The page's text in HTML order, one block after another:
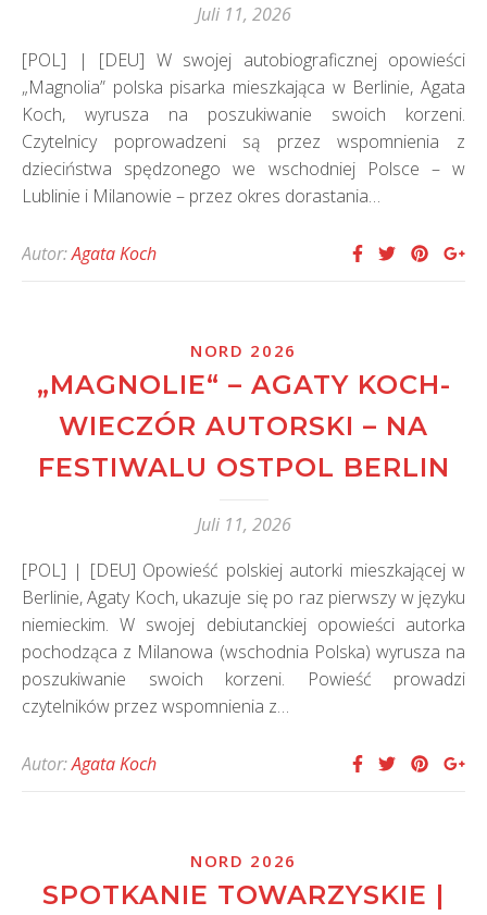
Juli 11, 2026
[POL] | [DEU] W swojej autobiograficznej opowieści
„Magnolia” polska pisarka mieszkająca w Berlinie, Agata
Koch, wyrusza na poszukiwanie swoich korzeni.
Czytelnicy poprowadzeni są przez wspomnienia z
dzieciństwa spędzonego we wschodniej Polsce – w
Lublinie i Milanowie – przez okres dorastania…
Autor:Agata Koch
NORD 2026
„MAGNOLIE“ – AGATY KOCH-
WIECZÓR AUTORSKI – NA
FESTIWALU OSTPOL BERLIN
Juli 11, 2026
[POL] | [DEU] Opowieść polskiej autorki mieszkającej w
Berlinie, Agaty Koch, ukazuje się po raz pierwszy w języku
niemieckim. W swojej debiutanckiej opowieści autorka
pochodząca z Milanowa (wschodnia Polska) wyrusza na
poszukiwanie swoich korzeni. Powieść prowadzi
czytelników przez wspomnienia z…
Autor:Agata Koch
NORD 2026
SPOTKANIE TOWARZYSKIE |